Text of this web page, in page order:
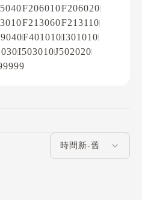
F206010F206020
F213060F213110
F401010I301010
I503010J502020
評論排序